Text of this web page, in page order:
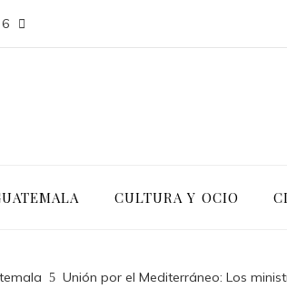
CULTURA Y OCIO
Unión por el Mediterráneo: Los